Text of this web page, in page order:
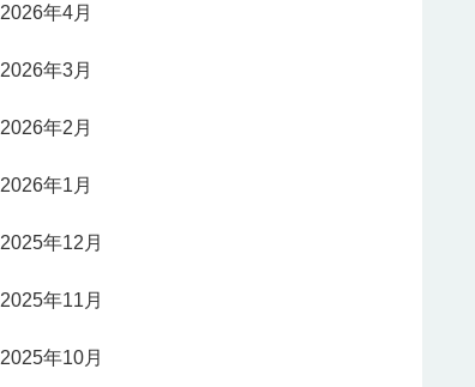
2026年4月
2026年3月
2026年2月
2026年1月
2025年12月
2025年11月
2025年10月